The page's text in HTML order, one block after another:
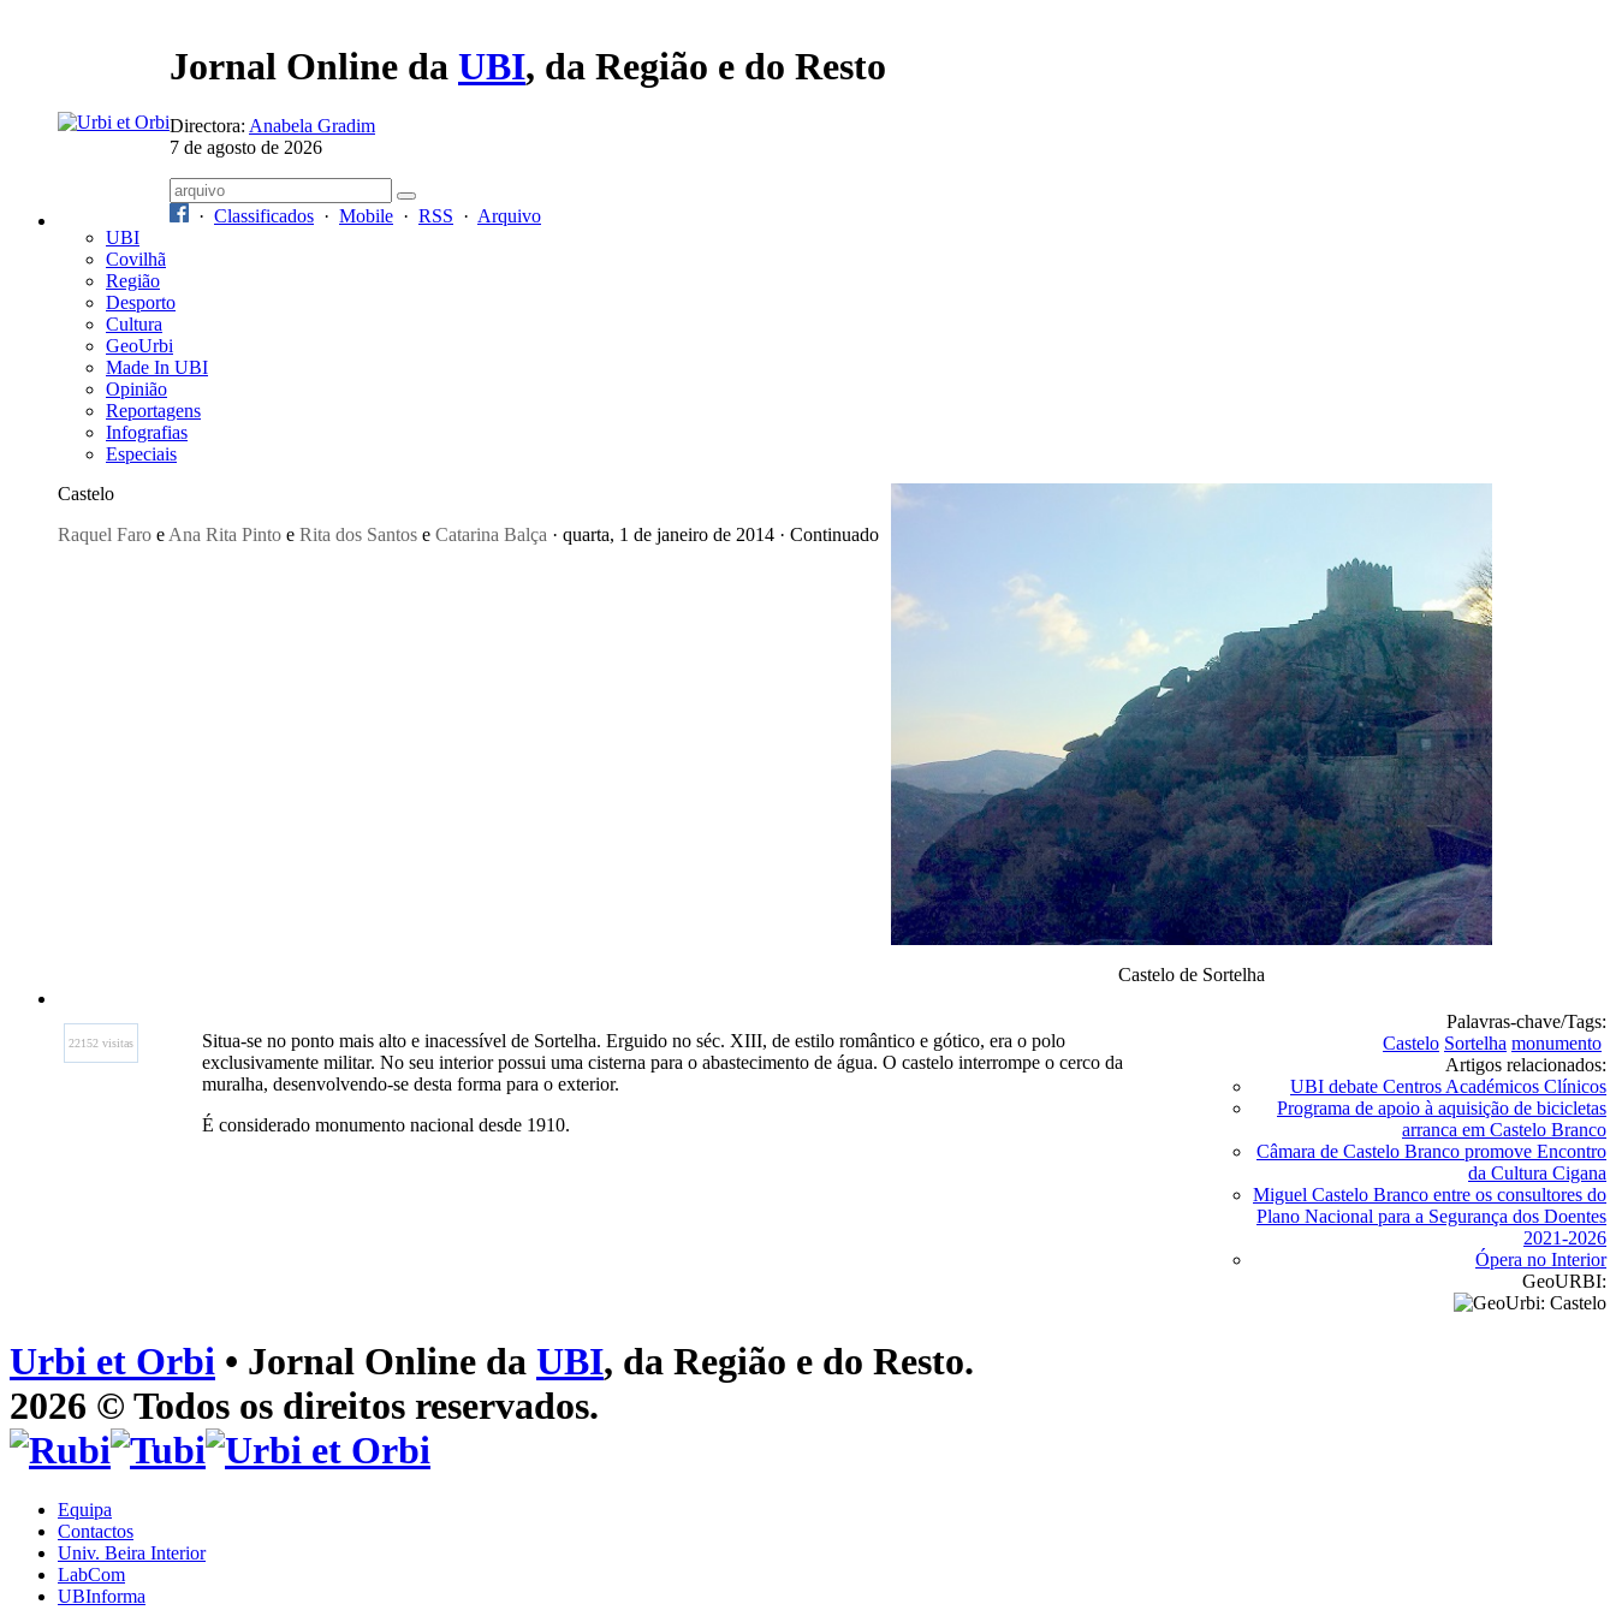
Jornal Online da UBI, da Região e do Resto
Directora: Anabela Gradim
7 de agosto de 2026
· Classificados · Mobile · RSS · Arquivo
UBI
Covilhã
Região
Desporto
Cultura
GeoUrbi
Made In UBI
Opinião
Reportagens
Infografias
Especiais
Castelo
Raquel Faro e Ana Rita Pinto e Rita dos Santos e Catarina Balça · quarta, 1 de janeiro de 2014 · Continuado
Castelo de Sortelha
22152 visitas
Situa-se no ponto mais alto e inacessível de Sortelha. Erguido no séc. XIII, de estilo romântico e gótico, era o polo
exclusivamente militar. No seu interior possui uma cisterna para o abastecimento de água. O castelo interrompe o cerco da
muralha, desenvolvendo-se desta forma para o exterior.
É considerado monumento nacional desde 1910.
Palavras-chave/Tags:
Castelo Sortelha monumento
Artigos relacionados:
UBI debate Centros Académicos Clínicos
Programa de apoio à aquisição de bicicletas
arranca em Castelo Branco
Câmara de Castelo Branco promove Encontro
da Cultura Cigana
Miguel Castelo Branco entre os consultores do
Plano Nacional para a Segurança dos Doentes
2021-2026
Ópera no Interior
GeoURBI:
Urbi et Orbi • Jornal Online da UBI, da Região e do Resto.
2026 © Todos os direitos reservados.
Equipa
Contactos
Univ. Beira Interior
LabCom
UBInforma